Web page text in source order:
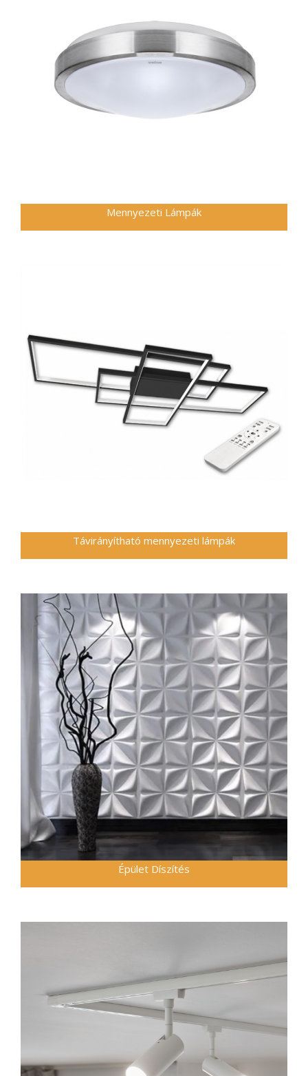
Mennyezeti Lámpák
Távirányítható mennyezeti lámpák
Épület Díszítés